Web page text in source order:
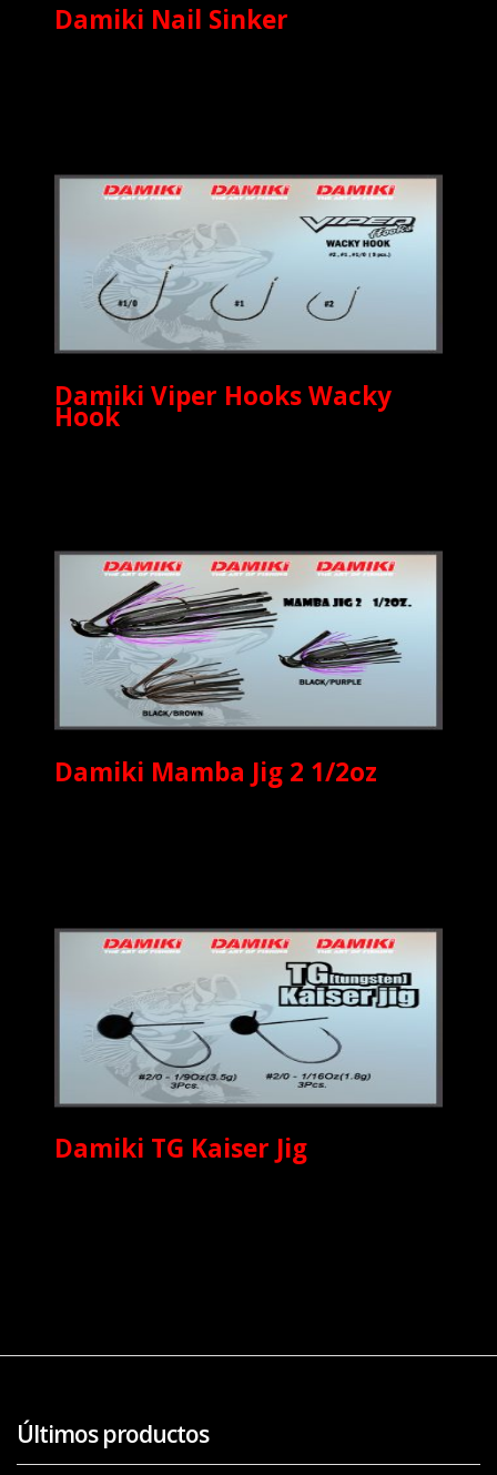
Damiki Nail Sinker
Damiki Viper Hooks Wacky
Hook
Damiki Mamba Jig 2 1/2oz
Damiki TG Kaiser Jig
Últimos productos